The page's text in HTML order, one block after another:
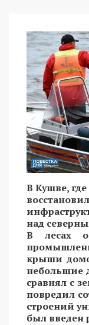
В Кушве,
над
В лесах
крыши
небольшие
сравнял с
повредил
строений
был введен